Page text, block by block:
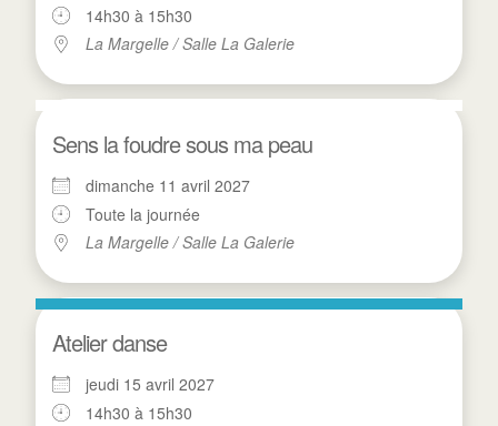
14h30 à 15h30
La Margelle / Salle La Galerie
Sens la foudre sous ma peau
dimanche 11 avril 2027
Toute la journée
La Margelle / Salle La Galerie
Atelier danse
jeudi 15 avril 2027
14h30 à 15h30